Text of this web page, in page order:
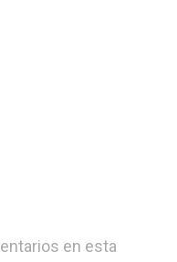
en esta